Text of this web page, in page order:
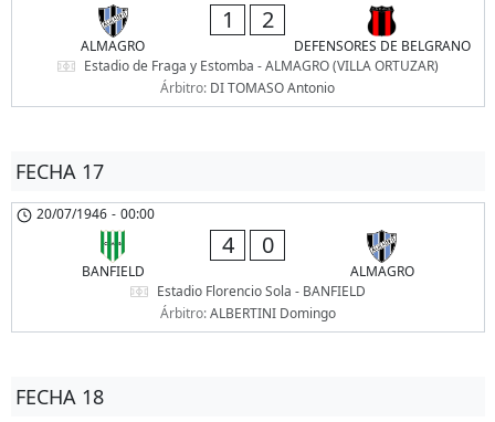
ALMAGRO
1 2
DEFENSORES DE BELGRANO
Estadio de Fraga y Estomba - ALMAGRO (VILLA ORTUZAR)
Árbitro: DI TOMASO Antonio
FECHA 17
20/07/1946 - 00:00
BANFIELD
4 0
ALMAGRO
Estadio Florencio Sola - BANFIELD
Árbitro:ALBERTINI Domingo
FECHA 18